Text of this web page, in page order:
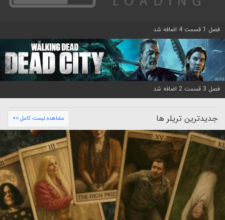
فصل 1 قسمت 4 اضافه شد
فصل 3 قسمت 2 اضافه شد
جدیدترین تریلر ها مشاهده لیست کامل >>